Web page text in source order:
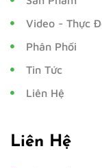
Video - Thực
Phân Phối
Tin Tức
Liên Hệ
Liên Hệ